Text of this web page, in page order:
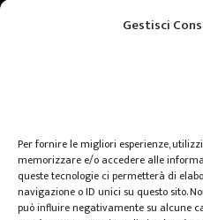
Gestisci
Per fornire le migliori esperienze,
memorizzare e/o accedere alle
queste tecnologie ci permetterà di
navigazione o ID unici su questo sito.
può influire negativamente su alcune